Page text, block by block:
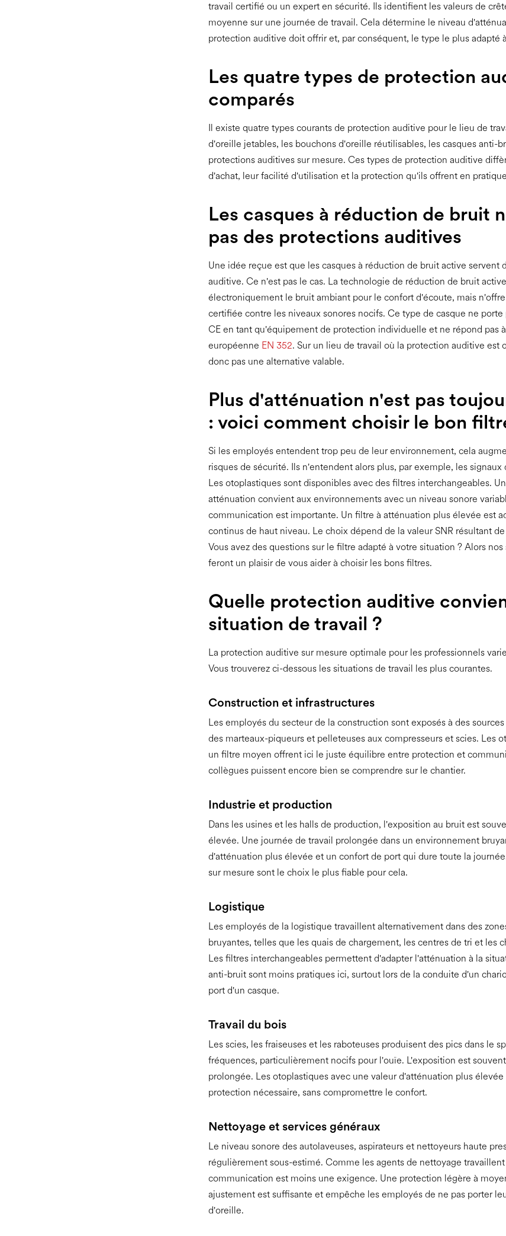
travail certifié ou un expert en sécurité. Ils identifient les valeurs de
moyenne sur une journée de travail. Cela détermine le niveau
protection auditive doit offrir et, par conséquent, le type le plus adapté
Les quatre types de protection
comparés
Il existe quatre types courants de protection auditive pour le lieu de
d'oreille jetables, les bouchons d'oreille réutilisables, les casques anti-
protections auditives sur mesure. Ces types de protection auditive
d'achat, leur facilité d'utilisation et la protection qu'ils offrent en
Les casques à réduction de bruit
pas des protections auditives
Une idée reçue est que les casques à réduction de bruit active servent
auditive. Ce n'est pas le cas. La technologie de réduction de bruit
électroniquement le bruit ambiant pour le confort d'écoute, mais
certifiée contre les niveaux sonores nocifs. Ce type de casque ne porte
CE en tant qu'équipement de protection individuelle et ne répond pas
européenne EN 352. Sur un lieu de travail où la protection auditive est
donc pas une alternative valable.
Plus d'atténuation n'est pas
: voici comment choisir le bon
Si les employés entendent trop peu de leur environnement, cela
risques de sécurité. Ils n'entendent alors plus, par exemple, les signaux
Les otoplastiques sont disponibles avec des filtres interchangeables.
atténuation convient aux environnements avec un niveau sonore
communication est importante. Un filtre à atténuation plus élevée est
continus de haut niveau. Le choix dépend de la valeur SNR résultant
Vous avez des questions sur le filtre adapté à votre situation ? Alors nos
feront un plaisir de vous aider à choisir les bons filtres.
Quelle protection auditive
situation de travail ?
La protection auditive sur mesure optimale pour les professionnels
Vous trouverez ci-dessous les situations de travail les plus courantes.
Construction et infrastructures
Les employés du secteur de la construction sont exposés à des
des marteaux-piqueurs et pelleteuses aux compresseurs et scies. Les
un filtre moyen offrent ici le juste équilibre entre protection et
collègues puissent encore bien se comprendre sur le chantier.
Industrie et production
Dans les usines et les halls de production, l'exposition au bruit est
élevée. Une journée de travail prolongée dans un environnement
d'atténuation plus élevée et un confort de port qui dure toute la
sur mesure sont le choix le plus fiable pour cela.
Logistique
Les employés de la logistique travaillent alternativement dans des
bruyantes, telles que les quais de chargement, les centres de tri et les
Les filtres interchangeables permettent d'adapter l'atténuation à la
anti-bruit sont moins pratiques ici, surtout lors de la conduite d'un
port d'un casque.
Travail du bois
Les scies, les fraiseuses et les raboteuses produisent des pics dans le
fréquences, particulièrement nocifs pour l'ouïe. L'exposition est
prolongée. Les otoplastiques avec une valeur d'atténuation plus
protection nécessaire, sans compromettre le confort.
Nettoyage et services généraux
Le niveau sonore des autolaveuses, aspirateurs et nettoyeurs haute
régulièrement sous-estimé. Comme les agents de nettoyage
communication est moins une exigence. Une protection légère à
ajustement est suffisante et empêche les employés de ne pas porter
d'oreille.